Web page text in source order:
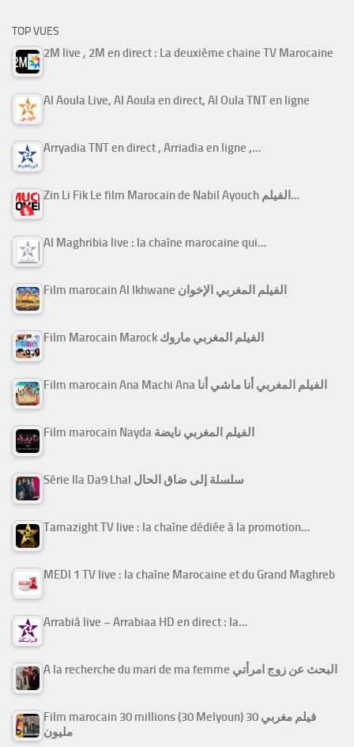
TOP VUES
2M live , 2M en direct : La deuxième chaine TV Marocaine
Al Aoula Live, Al Aoula en direct, Al Oula TNT en ligne
Arryadia TNT en direct , Arriadia en ligne ,…
Zin Li Fik Le film Marocain de Nabil Ayouch الفيلم…
Al Maghribia live : la chaîne marocaine qui…
Film marocain Al Ikhwane الفيلم المغربي الإخوان
Film Marocain Marock الفيلم المغربي ماروك
Film marocain Ana Machi Ana الفيلم المغربي أنا ماشي أنا
Film marocain Nayda الفيلم المغربي نايضة
Série Ila Da9 Lhal سلسلة إلى ضاق الحال
Tamazight TV live : la chaîne dédiée à la promotion…
MEDI 1 TV live : la chaîne Marocaine et du Grand Maghreb
Arrabiâ live – Arrabiaa HD en direct : la…
A la recherche du mari de ma femme البحث عن زوج امرأتي
Film marocain 30 millions (30 Melyoun) فيلم مغربي 30
مليون